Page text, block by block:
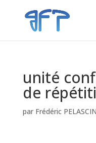
unité
de
par Frédéric